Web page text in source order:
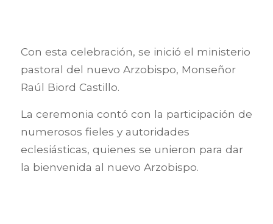
Con esta celebración, se inició el ministerio
pastoral del nuevo Arzobispo, Monseñor
Raúl Biord Castillo.
La ceremonia contó con la participación de
numerosos fieles y autoridades
eclesiásticas, quienes se unieron para dar
la bienvenida al nuevo Arzobispo.